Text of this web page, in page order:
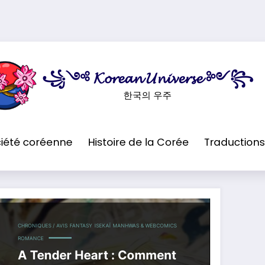
꧁༺ 𝓚𝓸𝓻𝓮𝓪𝓷 𝓤𝓷𝓲𝓿𝓮𝓻𝓼𝓮 ༻꧂
한국의 우주
coréenne Histoire de la Corée Traductions
du Duc
CHRONIQUES / AVIS FANTASY ISEKAÏ MANHWAS & WEBCOMICS
ROMANCE
A Tender Heart : Comment